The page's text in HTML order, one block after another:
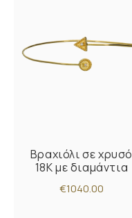
Βραχιόλι σε χρυσό
18Κ με διαμάντια
€1040.00